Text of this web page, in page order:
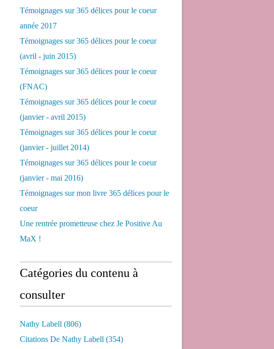
Témoignages sur 365 délices pour le coeur
année 2017
Témoignages sur 365 délices pour le coeur
(avril - juin 2015)
Témoignages sur 365 délices pour le coeur
(FNAC)
Témoignages sur 365 délices pour le coeur
(janvier - avril 2015)
Témoignages sur 365 délices pour le coeur
(janvier - juillet 2014)
Témoignages sur 365 délices pour le coeur
(janvier - mai 2016)
Témoignages sur mon livre 365 délices pour le
coeur
Une rentrée prometteuse chez Je Positive Au
MaX !
Catégories du contenu à
consulter
Nathy Labell (806)
Citations De Nathy Labell (354)